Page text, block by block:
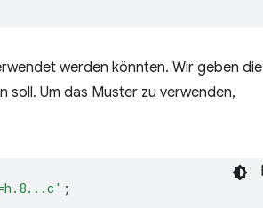
werden könnten. Wir geben die
soll. Um das Muster zu verwenden,
;